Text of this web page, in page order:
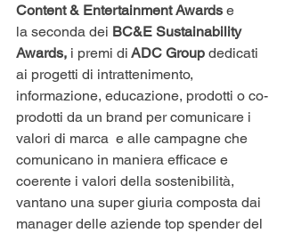
Content & Entertainment Awards e
la seconda dei BC&E Sustainability
Awards, i premi di ADC Group dedicati
ai progetti di intrattenimento,
informazione, educazione, prodotti o co-
prodotti da un brand per comunicare i
valori di marca  e alle campagne che
comunicano in maniera efficace e
coerente i valori della sostenibilità,
vantano una super giuria composta dai
manager delle aziende top spender del